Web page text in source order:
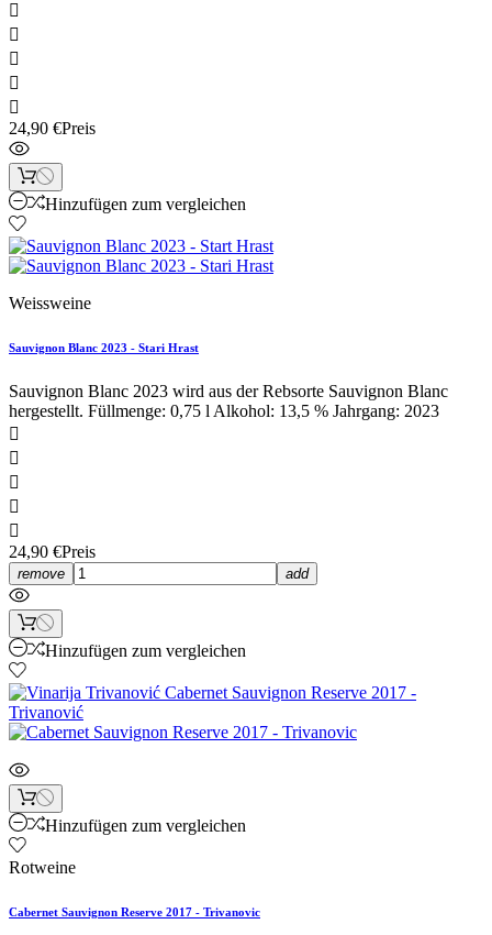





24,90 €Preis
Hinzufügen zum vergleichen
Weissweine
Sauvignon Blanc 2023 - Stari Hrast
Sauvignon Blanc 2023 wird aus der Rebsorte Sauvignon Blanc
hergestellt. Füllmenge: 0,75 l Alkohol: 13,5 % Jahrgang: 2023





24,90 €Preis
remove add
Hinzufügen zum vergleichen
Hinzufügen zum vergleichen
Rotweine
Cabernet Sauvignon Reserve 2017 - Trivanovic